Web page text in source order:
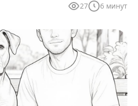
27 6 минут